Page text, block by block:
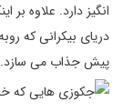
انگیز دارد. علاوه بر
دریای بیکرانی که
پیش جذاب می سازد.